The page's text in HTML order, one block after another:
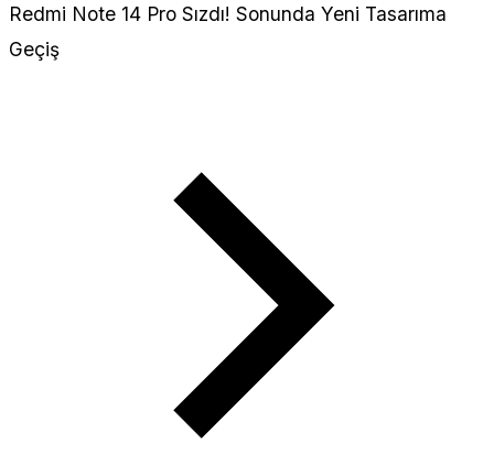
Redmi Note 14 Pro Sızdı! Sonunda Yeni Tasarıma
Geçiş